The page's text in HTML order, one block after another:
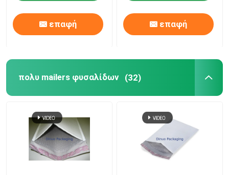
επαφή επαφή
πολυ mailers φυσαλίδων (32)